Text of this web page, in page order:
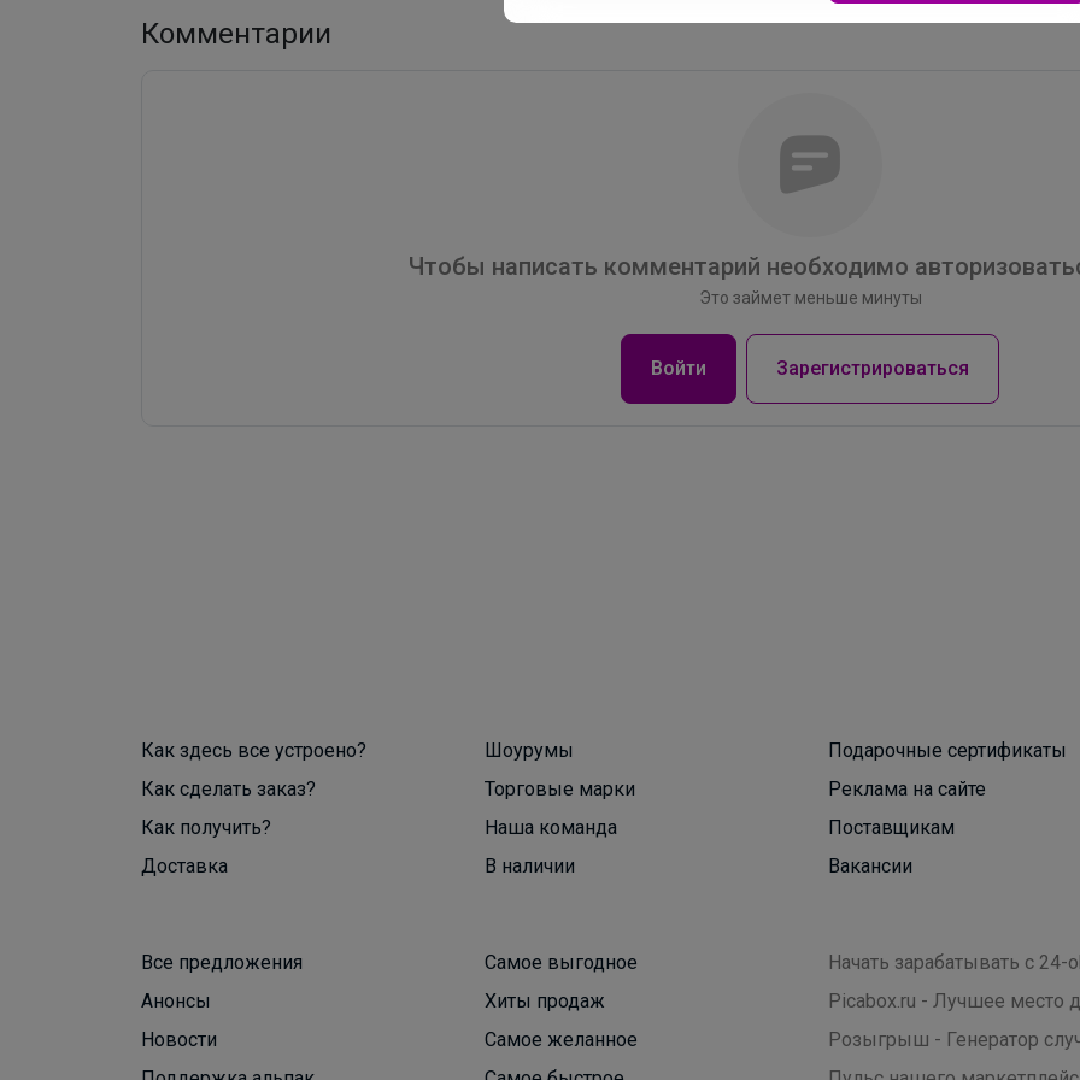
Комментарии
Чтобы написать комментарий необходимо
Это займет меньше минуты
Войти Зарегистрироваться
Как здесь все устроено?
Как сделать заказ?
Как получить?
Доставка
Шоурумы
Торговые марки
Наша команда
В наличии
Подарочные сертификаты
Реклама на сайте
Поставщикам
Вакансии
Все предложения
Анонсы
Новости
Самое выгодное
Хиты продаж
Самое желанное
Начать зарабатывать с 24-
Picabox.ru - Лучшее место
Розыгрыш - Генератор